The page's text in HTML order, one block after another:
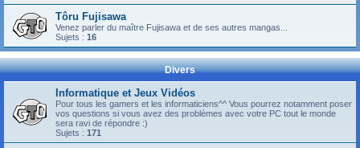
Tôru Fujisawa
Venez parler du maître Fujisawa et de ses autres mangas...
Sujets : 16
Divers
Informatique et Jeux Vidéos
Pour tous les gamers et les informaticiens^^ Vous pourrez notamment poser
vos questions si vous avez des problèmes avec votre PC tout le monde
sera ravi de répondre :)
Sujets : 171